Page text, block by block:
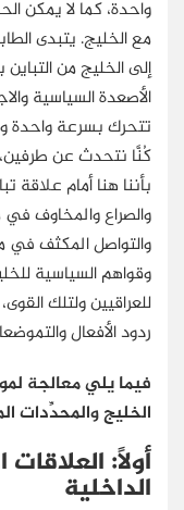
واحدة، كما لا يمكن
مع الخليج. يتبدى
إلى الخليج من
الأصعدة السياسية
تتحرك بسرعة واحدة
كُنَّا نتحدث عن طرفين،
بأننا هنا أمام علاقة
والصراع والمخاوف
والتواصل المكثف في
وقواهم السياسية
للعراقيين ولتلك
ردود الأفعال
فيما يلي معالجة
الخليج والمحدِّدات
أولًا: العلاقات
الداخلية